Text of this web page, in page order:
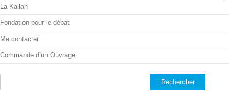
La Kallah
Fondation pour le débat
Me contacter
Commande d’un Ouvrage